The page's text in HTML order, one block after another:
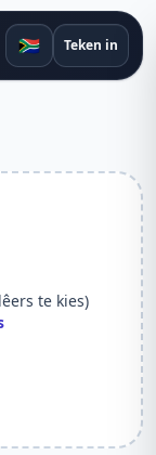
🇿🇦 Teken in
te kies)